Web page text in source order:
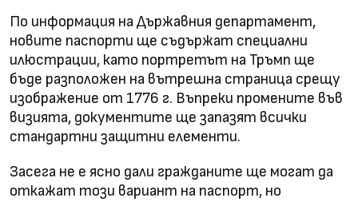
По информация на Държавния департамент,
новите паспорти ще съдържат специални
илюстрации, като портретът на Тръмп ще
бъде разположен на вътрешна страница срещу
изображение от 1776 г. Въпреки промените във
визията, документите ще запазят всички
стандартни защитни елементи.
Засега не е ясно дали гражданите ще могат да
откажат този вариант на паспорт, но